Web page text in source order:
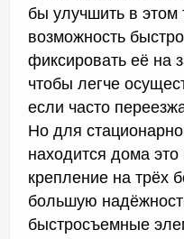
бы улучшить в
возможность
фиксировать её на
чтобы легче
если часто
Но для
находится дома это
крепление на трёх
большую
быстросъемные